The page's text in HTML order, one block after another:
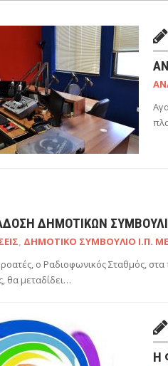
ΔΗΜΟΤΙΚΏΝ
, ΔΗΜΟΤΙΚΌ ΣΥΜΒΟΎΛΙΟ Ι.Π.
ο Ραδιοφωνικός Σταθμός, στα
θα μεταδίδει…
Η